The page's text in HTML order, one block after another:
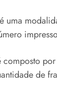
uma
de